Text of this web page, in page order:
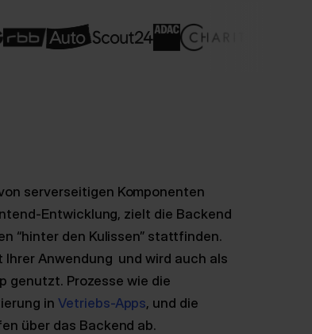
serverseitigen Komponenten
Entwicklung, zielt die Backend
“hinter den Kulissen” stattfinden.
Anwendung und wird auch als
genutzt. Prozesse wie die
in Vetriebs-Apps, und die
über das Backend ab.